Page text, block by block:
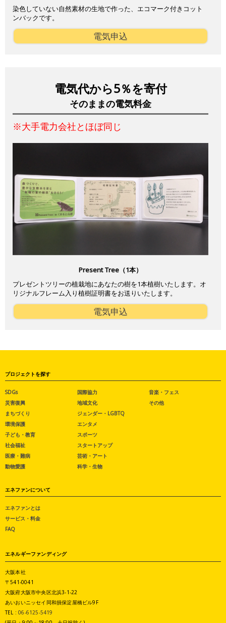
染色していない自然素材の生地で作った、エコマーク付きコット
ンバックです。
電気申込
電気代から5％を寄付
そのままの電気料金
※大手電力会社とほぼ同じ
Present Tree（1本）
プレゼントツリーの植栽地にあなたの樹を1本植樹いたします。オ
リジナルフレーム入り植樹証明書をお送りいたします。
電気申込
プロジェクトを探す
SDGs
災害復興
まちづくり
環境保護
子ども・教育
社会福祉
医療・難病
動物愛護
国際協力
地域文化
ジェンダー・LGBTQ
エンタメ
スポーツ
スタートアップ
芸術・アート
科学・生物
音楽・フェス
その他
エネファンについて
エネファンとは
サービス・料金
FAQ
エネルギーファンディング
大阪本社
〒541-0041
大阪府大阪市中央区北浜3-1-22
あいおいニッセイ同和損保淀屋橋ビル9F
TEL :06-6125-5419